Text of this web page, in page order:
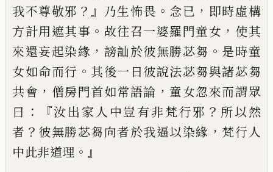
我不尊敬邪 ？』 乃生怖畏 。 念已 ， 即時虛構
方計用遮其事 。 故往召一婆羅門童女 ， 使其
來還妄起染緣 ， 謗訕於彼無勝苾芻 。 是時童
女如命而行 。其後一日彼說法苾芻與諸苾芻
共會 ， 僧房門首如常語論 ， 童女忽來而謂眾
曰 ：『汝出家人中豈有非梵行邪 ？ 所以然
者 ？ 彼無勝苾芻向者於我逼以染緣 ， 梵行人
中此非道理 。』